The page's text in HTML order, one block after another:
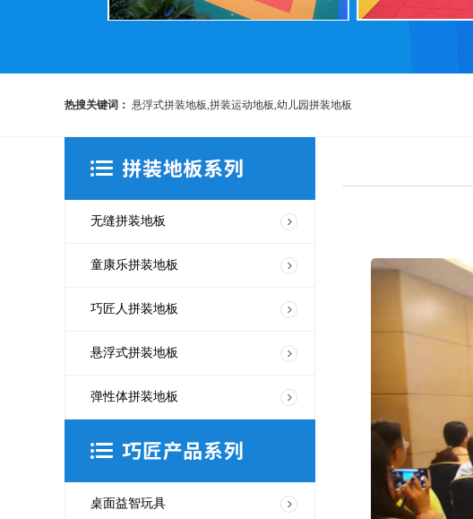
热搜关键词： 悬浮式拼装地板,拼装运动地板,幼儿园拼装地板
无缝拼装地板
童康乐拼装地板
巧匠人拼装地板
悬浮式拼装地板
弹性体拼装地板
桌面益智玩具